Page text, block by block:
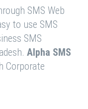
SMS Web
to use SMS
SMS
Alpha SMS
Corporate